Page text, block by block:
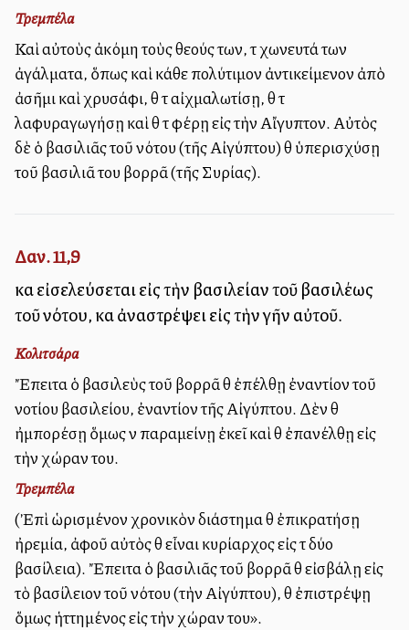
Τρεμπέλα
Καὶ αὐτοὺς ἀκόμη τοὺς θεούς των, τὰ χωνευτά των
ἀγάλματα, ὅπως καὶ κάθε πολύτιμον ἀντικείμενον ἀπὸ
ἀσῆμι καὶ χρυσάφι, θὰ τὰ αἰχμαλωτίσῃ, θὰ τὰ
λαφυραγωγήσῃ καὶ θὰ τὰ φέρῃ εἰς τὴν Αἴγυπτον. Αὐτὸς
δὲ ὁ βασιλιᾶς τοῦ νότου (τῆς Αἰγύπτου) θὰ ὑπερισχύσῃ
τοῦ βασιλιᾶ του βορρᾶ (τῆς Συρίας).
Δαν. 11,9
καὶ εἰσελεύσεται εἰς τὴν βασιλείαν τοῦ βασιλέως
τοῦ νότου, καὶ ἀναστρέψει εἰς τὴν γῆν αὐτοῦ.
Κολιτσάρα
Ἔπειτα ὁ βασιλεὺς τοῦ βορρᾶ θὰ ἐπέλθῃ ἐναντίον τοῦ
νοτίου βασιλείου, ἐναντίον τῆς Αἰγύπτου. Δὲν θὰ
ἠμπορέσῃ ὅμως νὰ παραμείνῃ ἐκεῖ καὶ θὰ ἐπανέλθῃ εἰς
τὴν χώραν του.
Τρεμπέλα
(Ἐπὶ ὡρισμένον χρονικὸν διάστημα θὰ ἐπικρατήσῃ
ἠρεμία, ἀφοῦ αὐτὸς θὰ εἶναι κυρίαρχος εἰς τὰ δύο
βασίλεια). Ἔπειτα ὁ βασιλιᾶς τοῦ βορρᾶ θὰ εἰσβάλῃ εἰς
τὸ βασίλειον τοῦ νότου (τὴν Αἰγύπτου), θὰ ἐπιστρέψῃ
ὅμως ἡττημένος εἰς τὴν χώραν του».